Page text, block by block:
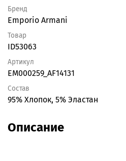
Бренд
Emporio Armani
Товар
ID53063
Артикул
EM000259_AF14131
Состав
95% Хлопок, 5% Эластан
Описание